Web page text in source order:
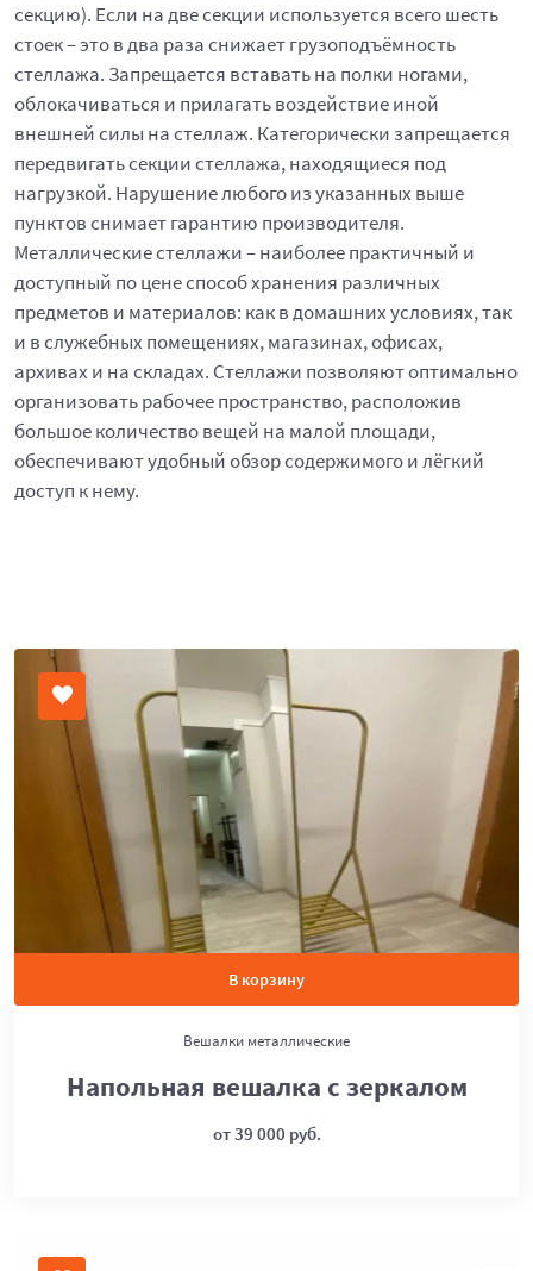
секцию). Если на две секции используется всего шесть
стоек – это в два раза снижает грузоподъёмность
стеллажа. Запрещается вставать на полки ногами,
облокачиваться и прилагать воздействие иной
внешней силы на стеллаж. Категорически запрещается
передвигать секции стеллажа, находящиеся под
нагрузкой. Нарушение любого из указанных выше
пунктов снимает гарантию производителя.
Металлические стеллажи – наиболее практичный и
доступный по цене способ хранения различных
предметов и материалов: как в домашних условиях, так
и в служебных помещениях, магазинах, офисах,
архивах и на складах. Стеллажи позволяют оптимально
организовать рабочее пространство, расположив
большое количество вещей на малой площади,
обеспечивают удобный обзор содержимого и лёгкий
доступ к нему.
В корзину
Вешалки металлические
Напольная вешалка с зеркалом
от 39 000 руб.